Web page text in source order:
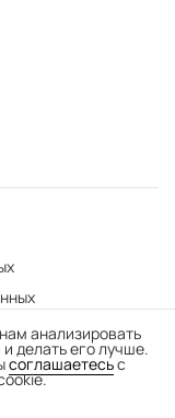
анализировать
делать его лучше.
соглашаетесьс